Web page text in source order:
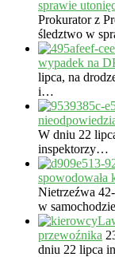
sprawie
Prokurator z
śledztwo w
wypadek na
lipca, na
i…
W dniu 22
inspektorzy…
spowodowała
Nietrzeźwa
w
przewoźnika
dniu 22 lipca